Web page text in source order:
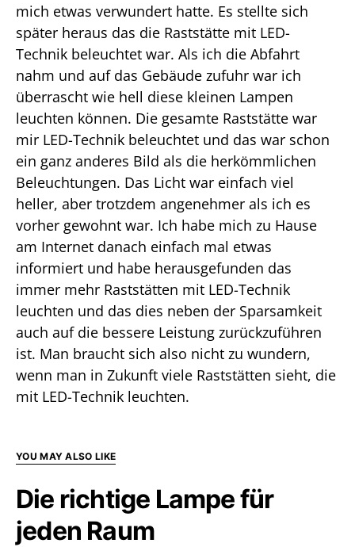
mich etwas verwundert hatte. Es stellte sich
später heraus das die Raststätte mit LED-
Technik beleuchtet war. Als ich die Abfahrt
nahm und auf das Gebäude zufuhr war ich
überrascht wie hell diese kleinen Lampen
leuchten können. Die gesamte Raststätte war
mir LED-Technik beleuchtet und das war schon
ein ganz anderes Bild als die herkömmlichen
Beleuchtungen. Das Licht war einfach viel
heller, aber trotzdem angenehmer als ich es
vorher gewohnt war. Ich habe mich zu Hause
am Internet danach einfach mal etwas
informiert und habe herausgefunden das
immer mehr Raststätten mit LED-Technik
leuchten und das dies neben der Sparsamkeit
auch auf die bessere Leistung zurückzuführen
ist. Man braucht sich also nicht zu wundern,
wenn man in Zukunft viele Raststätten sieht, die
mit LED-Technik leuchten.
YOU MAY ALSO LIKE
Die richtige Lampe für
jeden Raum